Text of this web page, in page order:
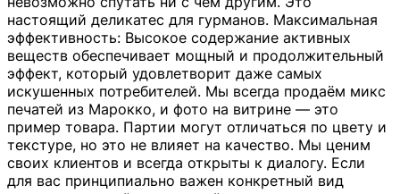
настоящий деликатес для гурманов. Максимальная
эффективность: Высокое содержание активных
веществ обеспечивает мощный и продолжительный
эффект, который удовлетворит даже самых
искушенных потребителей. Мы всегда продаём микс
печатей из Марокко, и фото на витрине — это
пример товара. Партии могут отличаться по цвету и
текстуре, но это не влияет на качество. Мы ценим
своих клиентов и всегда открыты к диалогу. Если
для вас принципиально важен конкретный вид